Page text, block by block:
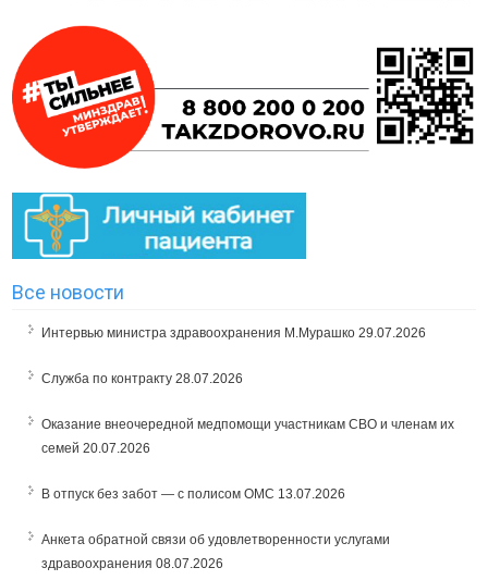
Все новости
Интервью министра здравоохранения М.Мурашко 29.07.2026
Служба по контракту 28.07.2026
Оказание внеочередной медпомощи участникам СВО и членам их
семей 20.07.2026
В отпуск без забот — с полисом ОМС 13.07.2026
Анкета обратной связи об удовлетворенности услугами
здравоохранения 08.07.2026